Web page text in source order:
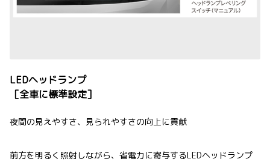
LEDヘッドランプ
［全車に標準設定］
夜間の見えやすさ、見られやすさの向上に貢献
前方を明るく照射しながら、省電力に寄与するLEDヘッドランプ